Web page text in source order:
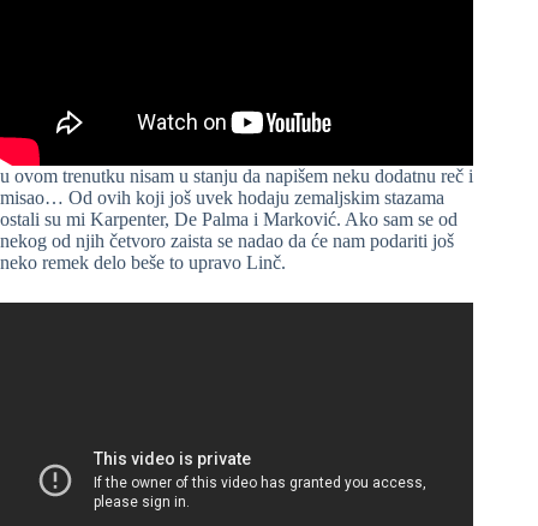
u ovom trenutku nisam u stanju da napišem neku dodatnu reč i
misao… Od ovih koji još uvek hodaju zemaljskim stazama
ostali su mi Karpenter, De Palma i Marković. Ako sam se od
nekog od njih četvoro zaista se nadao da će nam podariti još
neko remek delo beše to upravo Linč.